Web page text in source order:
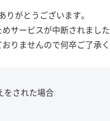
りがとうございます。
めサービスが中断されました
りませんので何卒ご了承く
をされた場合